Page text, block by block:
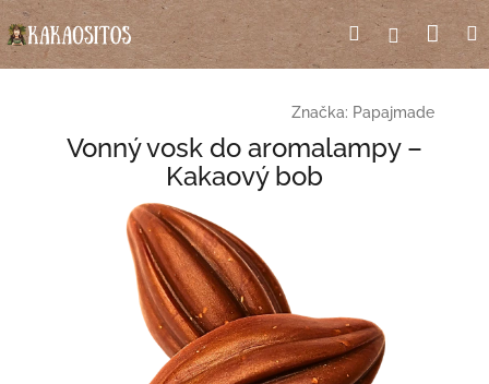
Přejít
na
obsah
HledatPřihlášení
Značka: Papajmade
Vonný vosk do aromalampy –
Kakaový bob